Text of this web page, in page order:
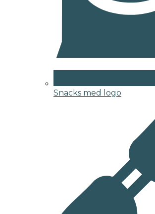
Snacks med logo